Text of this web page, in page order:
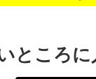
ところに